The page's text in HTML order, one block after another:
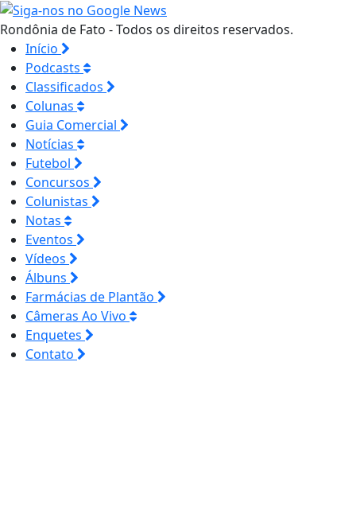
Rondônia de Fato - Todos os direitos reservados.
Início
Podcasts
Classificados
Colunas
Guia Comercial
Notícias
Futebol
Concursos
Colunistas
Notas
Eventos
Vídeos
Álbuns
Farmácias de Plantão
Câmeras Ao Vivo
Enquetes
Contato